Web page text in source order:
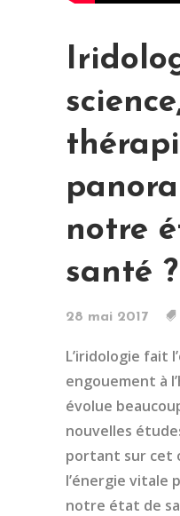
notre
santé ?
28 mai 2017
L’iridologie fait
engouement à
évolue
nouvelles
portant sur cet
l’énergie vitale
notre état de